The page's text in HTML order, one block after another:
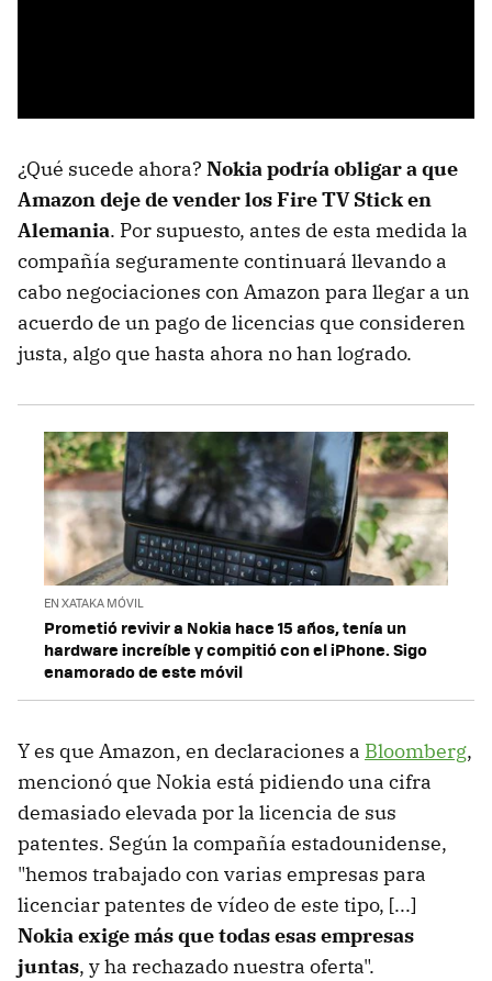
¿Qué sucede ahora? Nokia podría obligar a que
Amazon deje de vender los Fire TV Stick en
Alemania. Por supuesto, antes de esta medida la
compañía seguramente continuará llevando a
cabo negociaciones con Amazon para llegar a un
acuerdo de un pago de licencias que consideren
justa, algo que hasta ahora no han logrado.
EN XATAKA MÓVIL
Prometió revivir a Nokia hace 15 años, tenía un
hardware increíble y compitió con el iPhone. Sigo
enamorado de este móvil
Y es que Amazon, en declaraciones a Bloomberg,
mencionó que Nokia está pidiendo una cifra
demasiado elevada por la licencia de sus
patentes. Según la compañía estadounidense,
"hemos trabajado con varias empresas para
licenciar patentes de vídeo de este tipo, [...]
Nokia exige más que todas esas empresas
juntas, y ha rechazado nuestra oferta".